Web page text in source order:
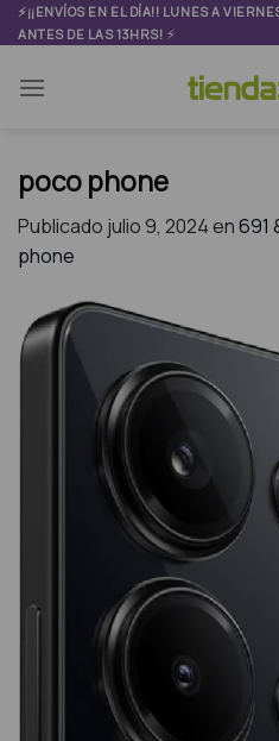
Skip
to
⚡¡¡ENVÍOS EN EL DÍA!! LUNES A
ANTES DE LAS 13HRS! ⚡
poco phone
Publicado julio 9, 2024en691
phone